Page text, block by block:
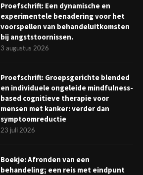
Proefschrift: Een dynamische en
experimentele benadering voor het
voorspellen van behandeluitkomsten
bij angststoornissen.
3 augustus 2026
Proefschrift: Groepsgerichte blended
en individuele ongeleide mindfulness-
based cognitieve therapie voor
mensen met kanker: verder dan
symptoomreductie
23 juli 2026
Boekje: Afronden van een
behandeling; een reis met eindpunt